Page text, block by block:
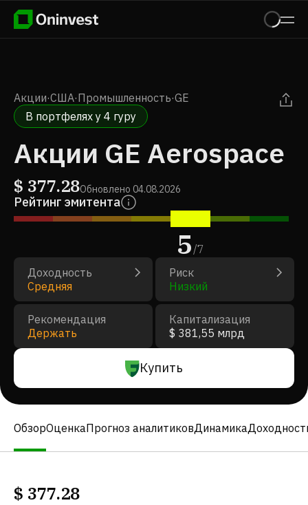
Акции·США·Промышленность·GE
В портфелях у 4 гуру
Акции GE Aerospace
$ 377.28Обновлено 04.08.2026
Рейтинг эмитента
5/7
Доходность
Средняя
Риск
Низкий
Рекомендация
Держать
Капитализация
$ 381,55 млрд
Купить
ОбзорОценкаПрогноз аналитиковДинамика
$ 377.28